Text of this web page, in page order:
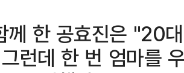
께 한 공효진은 "20
런데 한 번 엄마를